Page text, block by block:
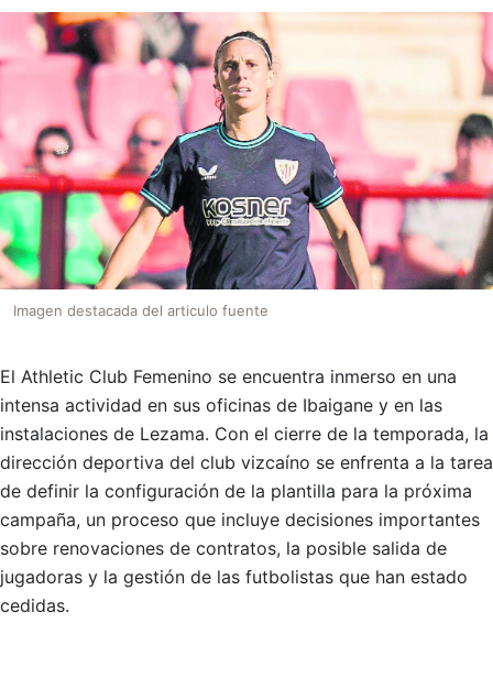
Imagen destacada del articulo fuente
El Athletic Club Femenino se encuentra inmerso en una
intensa actividad en sus oficinas de Ibaigane y en las
instalaciones de Lezama. Con el cierre de la temporada, la
dirección deportiva del club vizcaíno se enfrenta a la tarea
de definir la configuración de la plantilla para la próxima
campaña, un proceso que incluye decisiones importantes
sobre renovaciones de contratos, la posible salida de
jugadoras y la gestión de las futbolistas que han estado
cedidas.